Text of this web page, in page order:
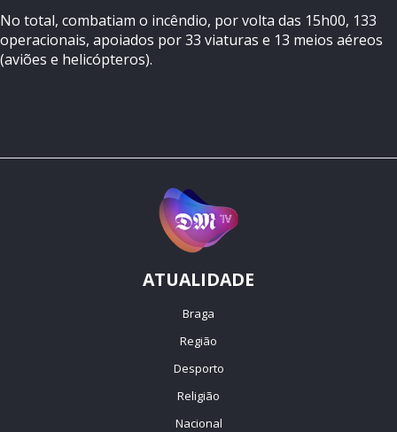
No total, combatiam o incêndio, por volta das 15h00, 133
operacionais, apoiados por 33 viaturas e 13 meios aéreos
(aviões e helicópteros).
ATUALIDADE
Braga
Região
Desporto
Religião
Nacional